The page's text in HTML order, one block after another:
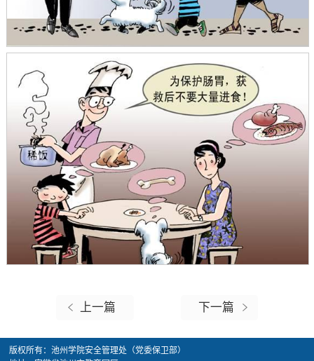
上一篇 下一篇
版权所有：池州学院安全管理处（党委保卫部）